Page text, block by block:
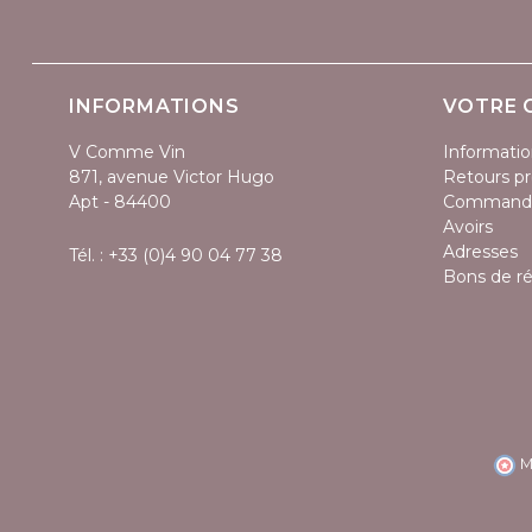
INFORMATIONS
V Comme Vin
871, avenue Victor Hugo
Apt - 84400
Tél. : +33 (0)4 90 04 77 38
VOTRE
Retours
Avoirs
Adresses
Bons de